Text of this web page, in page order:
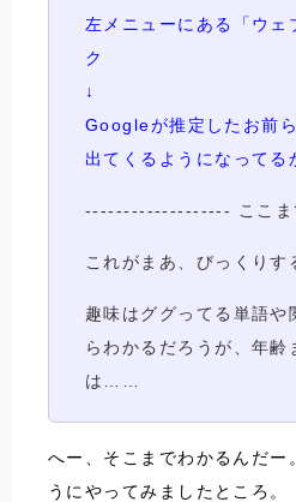
左メニューにある「ウェ
ク
↓
Googleが推定したお前
出てくるようになってる
------------------- ここ
これがまあ、びっくりす
趣味はググってる単語や
らわかるだろうが、年齢
は……
へー、そこまでわかるんだー
うにやってみましたところ。